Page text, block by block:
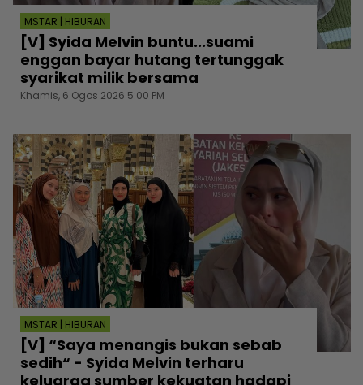
MSTAR | HIBURAN
[V] Syida Melvin buntu...suami
enggan bayar hutang tertunggak
syarikat milik bersama
Khamis, 6 Ogos 2026 5:00 PM
MSTAR | HIBURAN
[V] “Saya menangis bukan sebab
sedih“ - Syida Melvin terharu
keluarga sumber kekuatan hadapi